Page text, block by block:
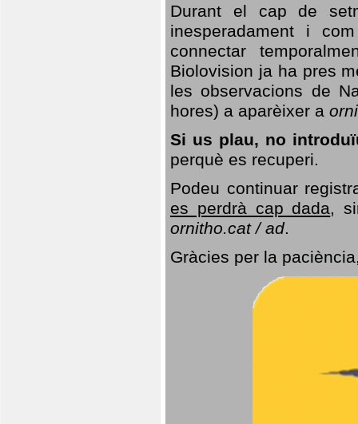
Durant el cap de
inesperadament i
connectar
Biolovision ja ha pres
les observacions de
hores) a aparèixer a
Si us plau, no
perquè es recuperi.
Podeu continuar
es perdrà cap dada,
ornitho.cat / ad.
Gràcies per la